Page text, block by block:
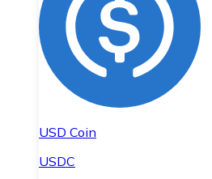
USD Coin
USDC